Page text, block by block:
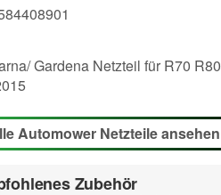
Gardena Netzteil für R70
Automower Netzteile ansehen
Zubehör